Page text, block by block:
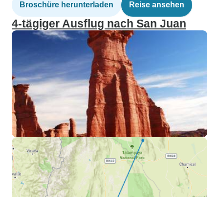
Broschüre herunterladen Reise ansehen
4-tägiger Ausflug nach San Juan